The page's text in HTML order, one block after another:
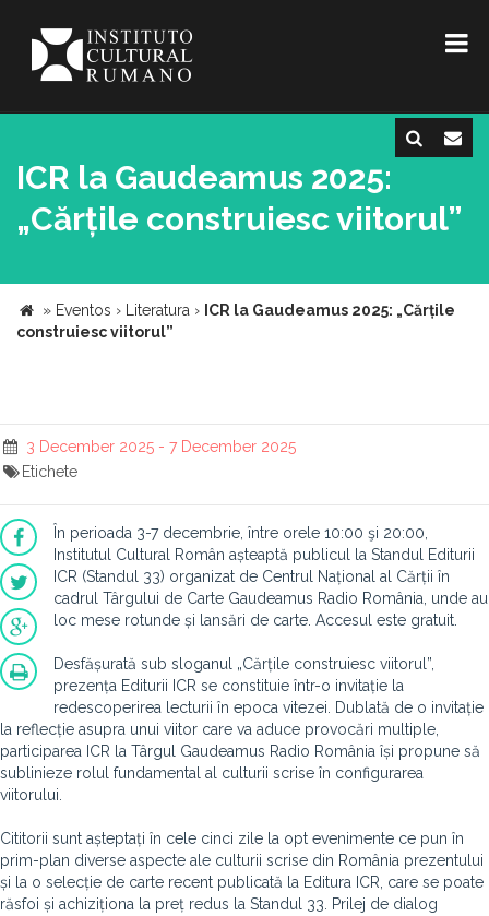
ICR la Gaudeamus 2025:
„Cărțile construiesc viitorul”
» Eventos › Literatura › ICR la Gaudeamus 2025: „Cărțile
construiesc viitorul”
3 December 2025 - 7 December 2025
Etichete
În perioada 3-7 decembrie, între orele 10:00 şi 20:00,
Institutul Cultural Român așteaptă publicul la Standul Editurii
ICR (Standul 33) organizat de Centrul Național al Cărții în
cadrul Târgului de Carte Gaudeamus Radio România, unde au
loc mese rotunde și lansări de carte. Accesul este gratuit.
Desfășurată sub sloganul „Cărțile construiesc viitorul”,
prezența Editurii ICR se constituie într-o invitație la
redescoperirea lecturii în epoca vitezei. Dublată de o invitație
la reflecție asupra unui viitor care va aduce provocări multiple,
participarea ICR la Târgul Gaudeamus Radio România își propune să
sublinieze rolul fundamental al culturii scrise în configurarea
viitorului.
Cititorii sunt așteptați în cele cinci zile la opt evenimente ce pun în
prim-plan diverse aspecte ale culturii scrise din România prezentului
și la o selecție de carte recent publicată la Editura ICR, care se poate
răsfoi și achiziționa la preț redus la Standul 33. Prilej de dialog